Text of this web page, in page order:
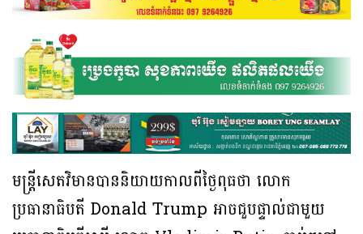
មន្ត្រីសេតវិមានបាននិយាយកាលពីថ្ងៃពុធថា លោក
ប្រធានាធិបតី Donald Trump អាចជួបផ្ទាល់ជាមួយ